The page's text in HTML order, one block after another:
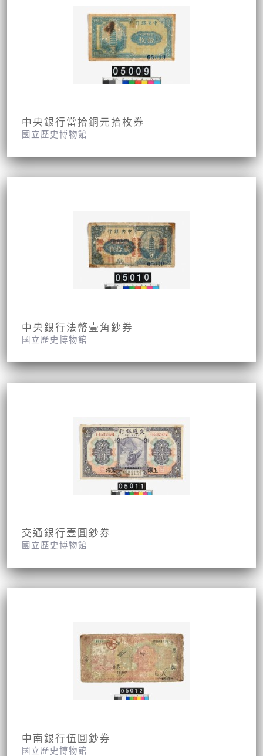
中央銀行當拾銅元拾枚券
國立歷史博物館
中央銀行法幣壹角鈔券
國立歷史博物館
交通銀行壹圓鈔券
國立歷史博物館
中南銀行伍圓鈔券
國立歷史博物館